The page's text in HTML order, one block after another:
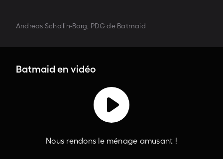
Andreas Schollin-Borg, PDG de Batmaid
Batmaid en vidéo
Nous rendons le ménage amusant !